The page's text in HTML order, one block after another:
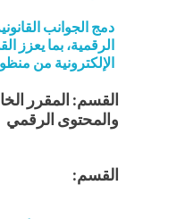
دمج الجوانب
الرقمية، بما يعزز
الإلكترونية من
القسم: المقرر
والمحتوى الرقمي
القسم: